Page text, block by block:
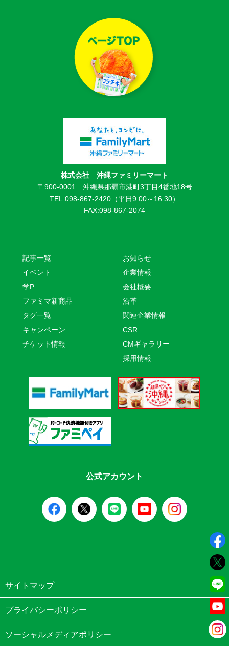
株式会社 沖縄ファミリーマート
〒900-0001 沖縄県那覇市港町3丁目4番地18号
TEL:098-867-2420（平日9:00～16:30）
FAX:098-867-2074
記事一覧
イベント
学P
ファミマ新商品
タグ一覧
キャンペーン
チケット情報
お知らせ
企業情報
会社概要
沿革
関連企業情報
CSR
CMギャラリー
採用情報
公式アカウント
サイトマップ
プライバシーポリシー
ソーシャルメディアポリシー